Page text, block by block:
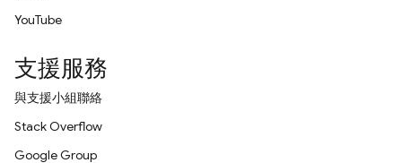
YouTube
支援服務
與支援小組聯絡
Stack Overflow
Google Group